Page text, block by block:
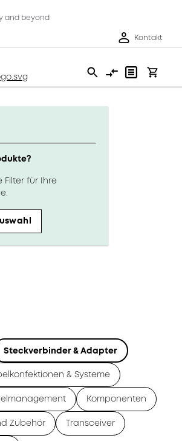
and beyond
Kontakt
Filter für Ihre
Steckverbinder & Adapter
& Systeme
Komponenten
Zubehör Transceiver